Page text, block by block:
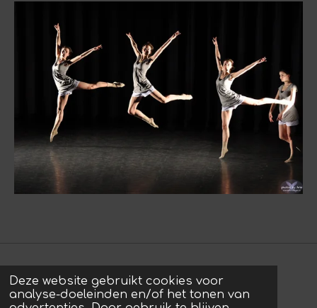
Deze website gebruikt cookies voor
analyse-doeleinden en/of het tonen van
© 2022 - 2026 photos by Arie
Powered byJouwWeb